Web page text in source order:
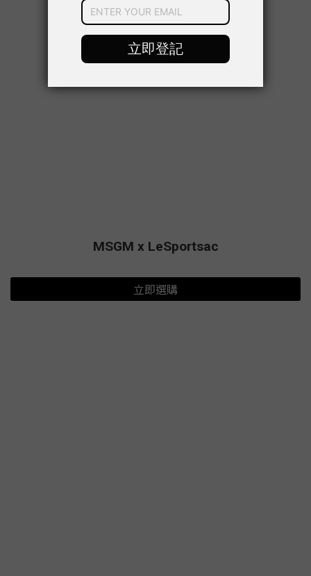
MSGM x LeSportsac
立即選購